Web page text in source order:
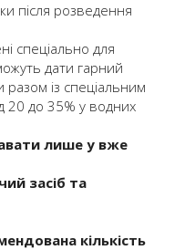
після розведення
спеціально для
дати гарний
разом із спеціальним
20 до 35% у водних
лише у вже
засіб та
кількість